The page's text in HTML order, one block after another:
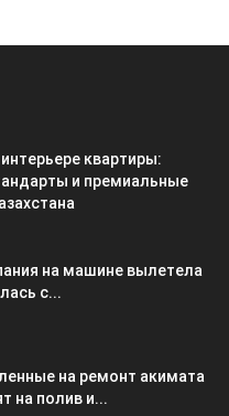
квартиры:
и премиальные
на машине вылетела
с...
на ремонт акимата
на полив и...